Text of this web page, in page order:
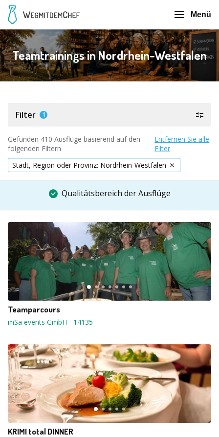
Menü
Teamtrainings in Nordrhein-Westfalen
Filter 1
Gefunden 410 Ausflüge basierend auf den
folgenden Filtern
Entfernen Sie alle
Filter
Stadt, Region oder Provinz: Nordrhein-Westfalen
Qualitätsbereich der Ausflüge
Teamparcours
mSa events GmbH - 14135
KRIMI total DINNER